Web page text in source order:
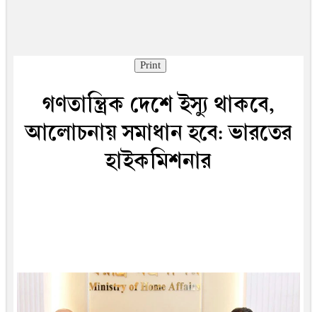
Print
গণতান্ত্রিক দেশে ইস্যু থাকবে,
আলোচনায় সমাধান হবে: ভারতের
হাইকমিশনার